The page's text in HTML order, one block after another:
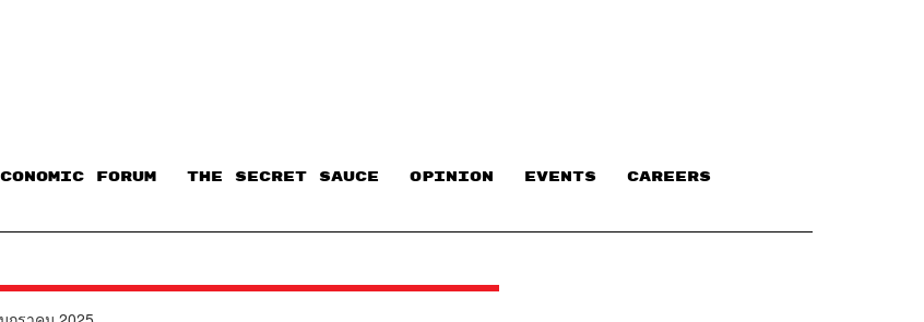
FORUM THE SECRET SAUCE​ OPINION EVENTS CAREERS